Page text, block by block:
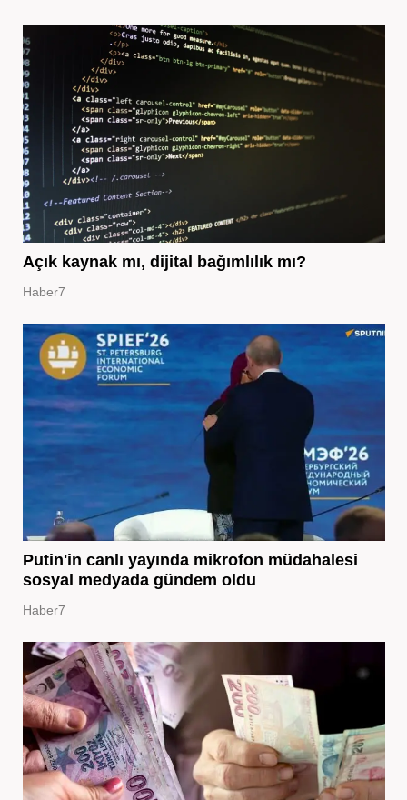
Açık kaynak mı, dijital bağımlılık mı?
Haber7
Putin'in canlı yayında mikrofon müdahalesi
sosyal medyada gündem oldu
Haber7